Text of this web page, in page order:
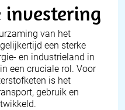
investering
van het
een sterke
en industrieland in
een cruciale rol. Voor
is het
gebruik en